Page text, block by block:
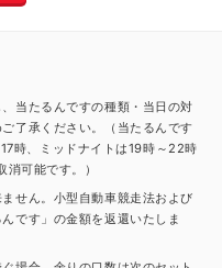
当たるんですの種類・当日の対
了承ください。（当たるんです
時、ミッドナイトは19時～22時
可能です。）
せん。小型自動車競走法および
です」の金額を返還いたしま